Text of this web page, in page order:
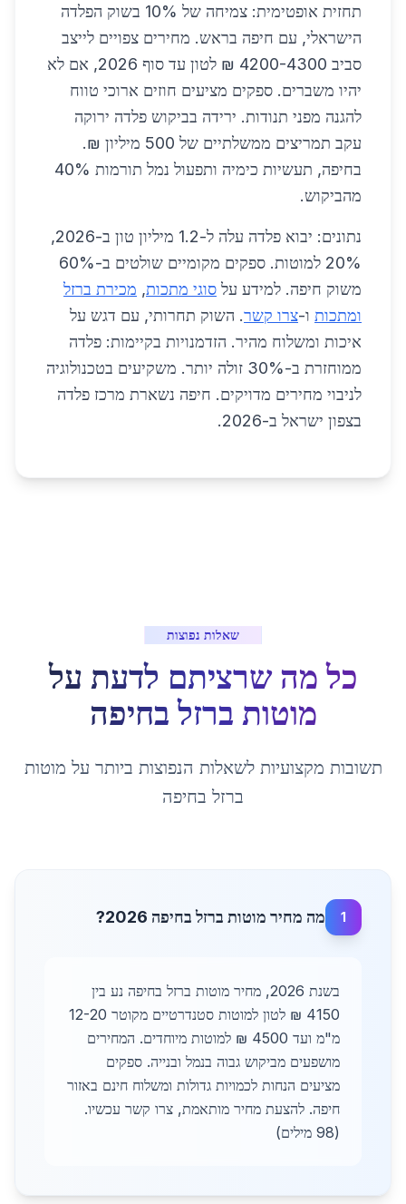
תחזית אופטימית: צמיחה של 10% בשוק הפלדה
הישראלי, עם חיפה בראש. מחירים צפויים לייצב
סביב 4200-4300 ₪ לטון עד סוף 2026, אם לא
יהיו משברים. ספקים מציעים חוזים ארוכי טווח
להגנה מפני תנודות. ירידה בביקוש פלדה ירוקה
עקב תמריצים ממשלתיים של 500 מיליון ₪.
בחיפה, תעשיות כימיה ותפעול נמל תורמות 40%
מהביקוש.
נתונים: יבוא פלדה עלה ל-1.2 מיליון טון ב-2026,
20% למוטות. ספקים מקומיים שולטים ב-60%
משוק חיפה. למידע על סוגי מתכות, מכירת ברזל
ומתכות ו-צרו קשר. השוק תחרותי, עם דגש על
איכות ומשלוח מהיר. הזדמנויות בקיימות: פלדה
ממוחזרת ב-30% זולה יותר. משקיעים בטכנולוגיה
לניבוי מחירים מדויקים. חיפה נשארת מרכז פלדה
בצפון ישראל ב-2026.
שאלות נפוצות
כל מה שרציתם לדעת על
מוטות ברזלבחיפה
תשובות מקצועיות לשאלות הנפוצות ביותר על מוטות
ברזל בחיפה
1 מה מחיר מוטות ברזל בחיפה 2026?
בשנת 2026, מחיר מוטות ברזל בחיפה נע בין
4150 ₪ לטון למוטות סטנדרטיים מקוטר 12-20
מ"מ ועד 4500 ₪ למוטות מיוחדים. המחירים
מושפעים מביקוש גבוה בנמל ובנייה. ספקים
מציעים הנחות לכמויות גדולות ומשלוח חינם באזור
חיפה. להצעת מחיר מותאמת, צרו קשר עכשיו.
(98 מילים)